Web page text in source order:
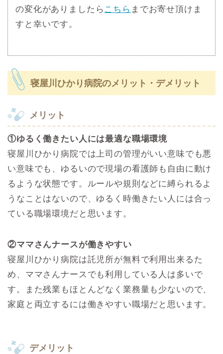
の変化がありましたら こちら までお寄せ頂けま
すと幸いです。
寝屋川ひかり病院のメリット・デメリット
メリット
①ゆるく働きたい人には最適な職場環境
寝屋川ひかり病院では上司の管理がいい意味でも悪
い意味でも、ゆるいので現場の看護師も自由に動け
るような状態です。ルールや規則などに縛られるよ
うなことはないので、ゆるく時働きたい人には合っ
ている職場環境だと思います。
②ママさんナースが働きやすい
寝屋川ひかり病院は託児所が無料で利用出来るた
め、ママさんナースでも利用している人は多いで
す。また残業もほとんどなく業務量も少ないので、
家庭と両立するには働きやすい職場だと思います。
デメリット